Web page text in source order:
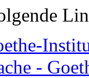
-